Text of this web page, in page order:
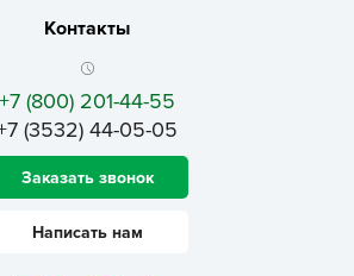
Контакты
+7 (800) 201-44-55
(3532) 44-05-05
Заказать звонок
Написать нам